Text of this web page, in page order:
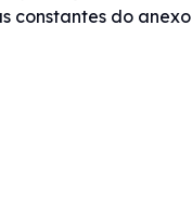
constantes do